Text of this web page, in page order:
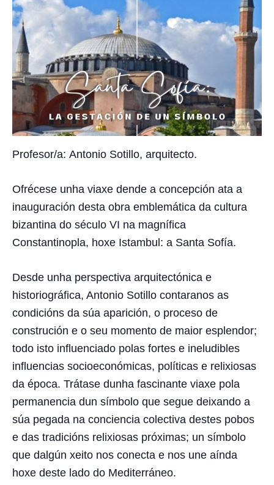
Profesor/a: Antonio Sotillo, arquitecto.
Ofrécese unha viaxe dende a concepción ata a
inauguración desta obra emblemática da cultura
bizantina do século VI na magnífica
Constantinopla, hoxe Istambul: a Santa Sofía.
Desde unha perspectiva arquitectónica e
historiográfica, Antonio Sotillo contaranos as
condicións da súa aparición, o proceso de
construción e o seu momento de maior esplendor;
todo isto influenciado polas fortes e ineludibles
influencias socioeconómicas, políticas e relixiosas
da época. Trátase dunha fascinante viaxe pola
permanencia dun símbolo que segue deixando a
súa pegada na conciencia colectiva destes pobos
e das tradicións relixiosas próximas; un símbolo
que dalgún xeito nos conecta e nos une aínda
hoxe deste lado do Mediterráneo.